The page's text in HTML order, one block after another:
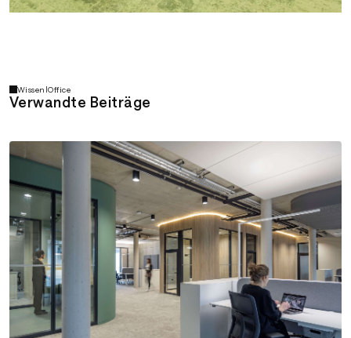
Wissen |Office
Verwandte Beiträge